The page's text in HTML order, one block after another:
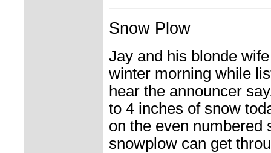
Snow Plow
Jay and his blonde
winter morning while
hear the announcer
to 4 inches of snow
on the even numbered
snowplow can get